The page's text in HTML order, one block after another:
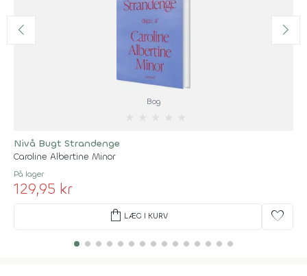
Bog
Nivå Bugt Strandenge
Caroline Albertine Minor
På lager
129,95 kr
shopping_bag LÆG I KURV favorite